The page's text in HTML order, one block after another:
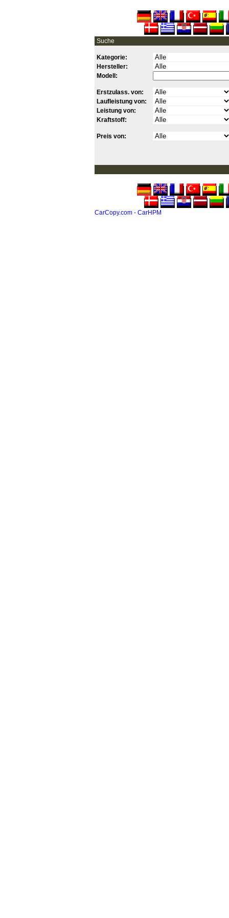
Suche
Kategorie:
Hersteller:
Modell:
Erstzulass. von:
Laufleistung von:
Leistung von:
Kraftstoff:
Preis von:
CarCopy.com - CarHPM